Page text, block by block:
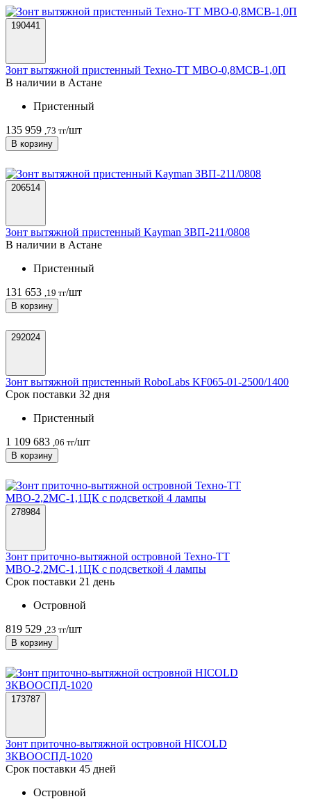
190441
Зонт вытяжной пристенный Техно-ТТ МВО-0,8МСВ-1,0П
В наличии в Астанe
Пристенный
135 959 ,73 тг/шт
В корзину
206514
Зонт вытяжной пристенный Kayman ЗВП-211/0808
В наличии в Астанe
Пристенный
131 653 ,19 тг/шт
В корзину
292024
Зонт вытяжной пристенный RoboLabs KF065-01-2500/1400
Срок поставки 32 дня
Пристенный
1 109 683 ,06 тг/шт
В корзину
278984
Зонт приточно-вытяжной островной Техно-ТТ
МВО-2,2МС-1,1ЦК с подсветкой 4 лампы
Срок поставки 21 день
Островной
819 529 ,23 тг/шт
В корзину
173787
Зонт приточно-вытяжной островной HICOLD
ЗКВООСПД-1020
Срок поставки 45 дней
Островной